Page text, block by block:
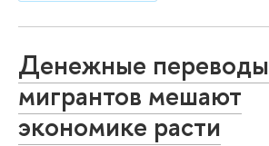
Денежные переводы
мигрантов мешают
экономике расти